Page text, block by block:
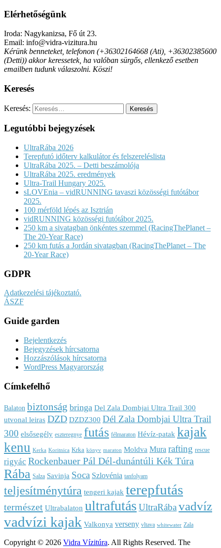
Elérhetőségünk
Iroda: Nagykanizsa, Fő út 23.
Email: info@vidra-vizitura.hu
Kérünk benneteket, telefonon (+36302164668 (Ati), +36302385600
(Detti)) akkor keressetek, ha valóban sürgős, ellenkező esetben
emailben tudunk válaszolni. Köszi!
Keresés
Keresés:
Legutóbbi bejegyzések
UltraRába 2026
Terepfutó időterv kalkulátor és felszereléslista
UltraRába 2025. – Detti beszámolója
UltraRába 2025. eredmények
Ultra-Trail Hungary 2025.
sLOVEnia – vidRUNNING tavaszi közösségi futótábor
2025.
100 mérföld lépés az Isztrián
vidRUNNING közösségi futótábor 2025.
250 km a sivatagban önkéntes szemmel (RacingThePlanet –
The 20-Year Race)
250 km futás a Jordán sivatagban (RacingThePlanet – The
20-Year Race)
GDPR
Adatkezelési tájékoztató.
ÁSZF
Guide garden
Bejelentkezés
Bejegyzések hírcsatorna
Hozzászólások hírcsatorna
WordPress Magyarország
Címkefelhő
Balaton biztonság bringa Del Zala Dombjai Ultra Trail 300
utvonal leiras DZD DZDZ300 Dél Zala Dombjai Ultra Trail
300 elsősegély eszteregnye futás félmaraton Hévíz-patak kajak
kenu Kerka Koritnica Krka könyv maraton Moldva Mura rafting rescue
rigyác Rockenbauer Pál Dél-dunántúli Kék Túra
Rába Salza Savinja Soca Szlovénia tanfolyam
teljesítménytúra tengeri kajak terepfutás
természet Ultrabalaton ultrafutás UltraRábavadvíz
vadvízi kajak Valkonya verseny vltava whitewater Zala
Copyright © 2026 Vidra Vízitúra. All Rights Reserved. The